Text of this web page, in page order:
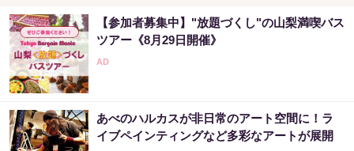
【参加者募集中】"放題づくし"の山梨満喫バス
ツアー《8月29日開催》
あべのハルカスが非日常のアート空間に！ラ
イブペインティングなど多彩なアートが展開